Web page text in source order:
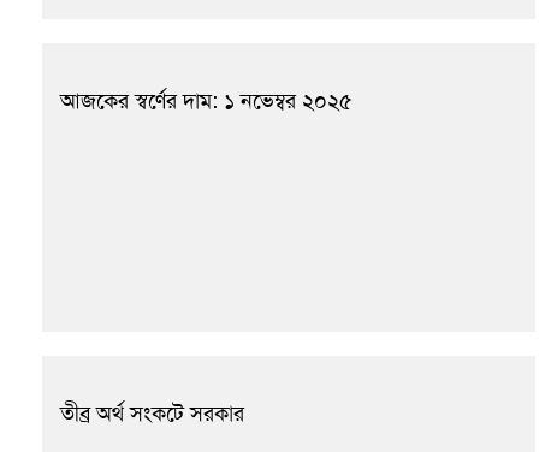
আজকের স্বর্ণের দাম: ১ নভেম্বর ২০২৫
তীব্র অর্থ সংকটে সরকার